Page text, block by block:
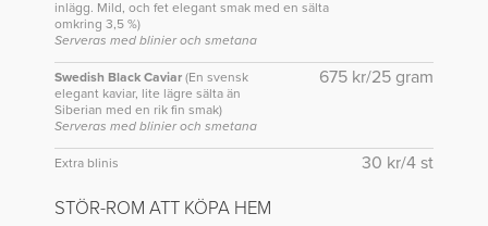
inlägg. Mild, och fet elegant smak med en sälta
omkring 3,5 %)
Serveras med blinier och smetana
675 kr/25 gram
Swedish Black Caviar (En svensk
elegant kaviar, lite lägre sälta än
Siberian med en rik fin smak)
Serveras med blinier och smetana
30 kr/4 st
Extra blinis
STÖR-ROM ATT KÖPA HEM